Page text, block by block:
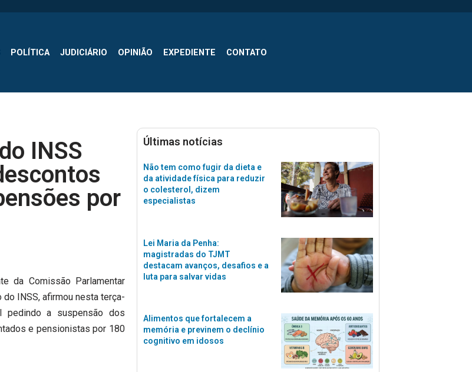
POLÍTICA JUDICIÁRIO OPINIÃO EXPEDIENTE CONTATO
INSS
por
da Comissão Parlamentar
INSS, afirmou nesta terça-
pedindo a suspensão dos
e pensionistas por 180
Últimas notícias
Não tem como fugir da dieta e
da atividade física para reduzir
o colesterol, dizem
especialistas
Lei Maria da Penha:
magistradas do TJMT
destacam avanços, desafios e a
luta para salvar vidas
Alimentos que fortalecem a
memória e previnem o declínio
cognitivo em idosos